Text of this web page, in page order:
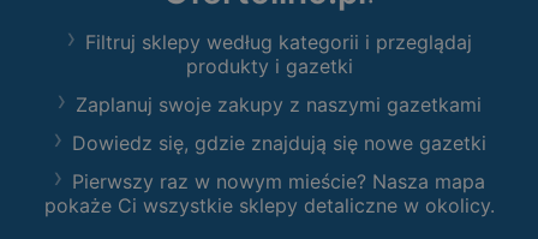
Filtruj sklepy według kategorii i przeglądaj
produkty i gazetki
Zaplanuj swoje zakupy z naszymi gazetkami
Dowiedz się, gdzie znajdują się nowe gazetki
Pierwszy raz w nowym mieście? Nasza mapa
pokaże Ci wszystkie sklepy detaliczne w okolicy.